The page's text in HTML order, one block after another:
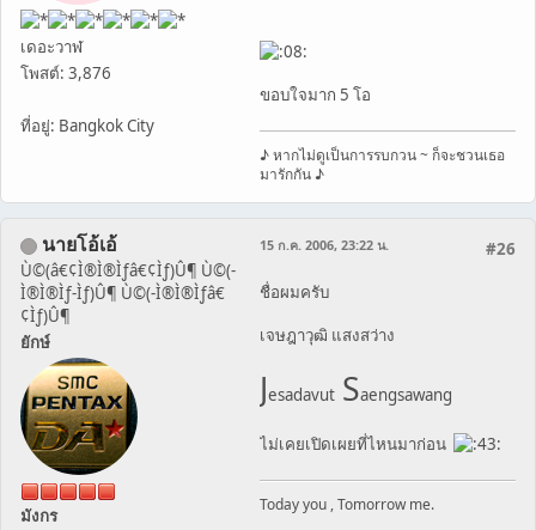
เดอะวาฬ
โพสต์: 3,876
ที่อยู่: Bangkok City
ขอบใจมาก 5 โอ
♪ หากไม่ดูเป็นการรบกวน ~ ก็จะชวนเธอ
มารักกัน ♪
นายโอ้เอ้
Ù©(â€¢Ì®Ì®Ìƒâ€¢Ìƒ)Û¶ Ù©(-
Ì®Ì®Ìƒ-Ìƒ)Û¶ Ù©(-Ì®Ì®Ìƒâ€
¢Ìƒ)Û¶
ยักษ์
มังกร
#26
15 ก.ค. 2006, 23:22 น.
ชื่อผมครับ
เจษฎาวุฒิ แสงสว่าง
Jesadavut Saengsawang
ไม่เคยเปิดเผยที่ไหนมาก่อน
Today you , Tomorrow me.